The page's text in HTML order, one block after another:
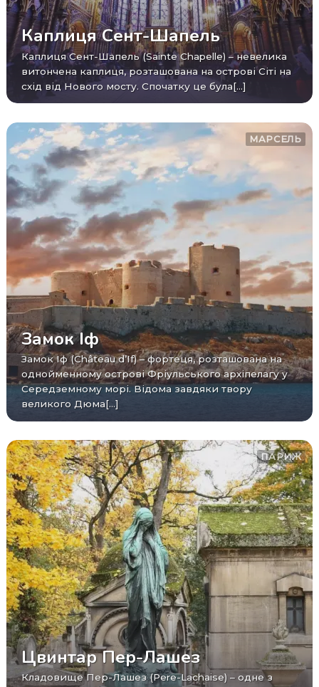
Каплиця Сент-Шапель
Каплиця Сент-Шапель (Sainte Chapelle) – невелика
витончена каплиця, розташована на острові Сіті на
схід від Нового мосту. Спочатку це була[...]
МАРСЕЛЬ
Замок Іф
Замок Іф (Château d’If) – фортеця, розташована на
однойменному острові Фріульського архіпелагу у
Середземному морі. Відома завдяки твору
великого Дюма[...]
ПАРИЖ
Цвинтар Пер-Лашез
Кладовище Пер-Лашез (Pere-Lachaise) – одне з